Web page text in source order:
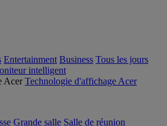
Entertainment Business Tous les jours
intelligent
Technologie d'affichage Acer
Grande salle Salle de réunion